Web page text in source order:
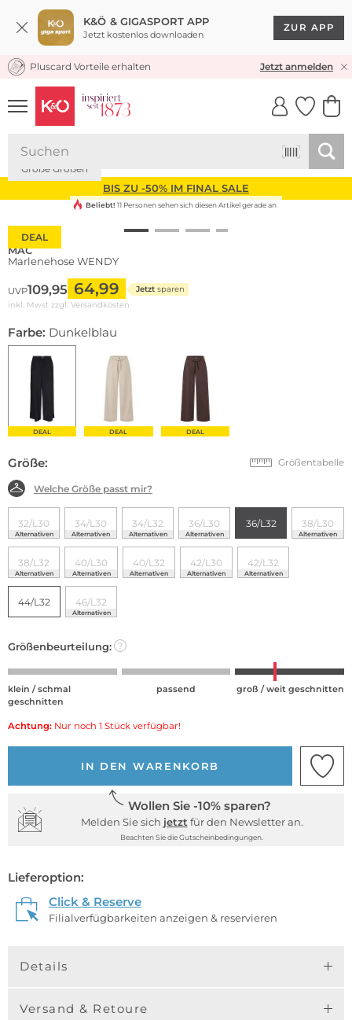
K&Ö & GIGASPORT APP
Jetzt kostenlos downloaden
ZUR APP
KOSTENLOSER VERSAND* & RÜCKVERSAND
Pluscard Vorteile erhalten Jetzt anmelden
UNSERE APP
CLICK &
BIS ZU -50% IM FINAL SALE
DEAL
Große Größen
Beliebt! 11 Personen sehen sich diesen Artikel gerade an
MAC
Marlenehose WENDY
UVP109,95 64,99 Jetzt sparen
inkl. Mwst zzgl. Versandkosten
Farbe: Dunkelblau
DEAL DEAL DEAL
Größe: Größentabelle
Welche Größe passt mir?
32/L30
Alternativen
34/L30
Alternativen
34/L32
Alternativen
36/L30
Alternativen
36/L32 38/L30
Alternativen
38/L32
Alternativen
40/L30
Alternativen
40/L32
Alternativen
42/L30
Alternativen
42/L32
Alternativen
44/L32 46/L32
Alternativen
Größenbeurteilung: ?
klein / schmal
geschnitten
passend groß / weit geschnitten
Achtung: Nur noch 1 Stück verfügbar!
IN DEN WARENKORB
Wollen Sie -10% sparen?
Melden Sie sich jetzt für den Newsletter an.
Beachten Sie die Gutscheinbedingungen.
Lieferoption:
Click & Reserve
Filialverfügbarkeiten anzeigen & reservieren
Details
Versand & Retoure